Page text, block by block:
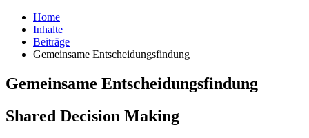
Home
Inhalte
Beiträge
Gemeinsame Entscheidungsfindung
Gemeinsame Entscheidungsfindung
Shared Decision Making